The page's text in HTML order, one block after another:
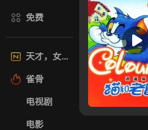
免费
天才，女友
雀骨
电视剧
电影